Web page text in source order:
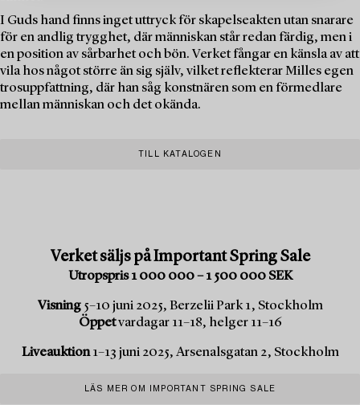
I Guds hand finns inget uttryck för skapelseakten utan snarare
för en andlig trygghet, där människan står redan färdig, men i
en position av sårbarhet och bön. Verket fångar en känsla av att
vila hos något större än sig själv, vilket reflekterar Milles egen
trosuppfattning, där han såg konstnären som en förmedlare
mellan människan och det okända.
TILL KATALOGEN
Verket säljs på Important Spring Sale
Utropspris 1 000 000 – 1 500 000 SEK
Visning5–10 juni 2025, Berzelii Park 1, Stockholm
Öppetvardagar 11–18, helger 11–16
Liveauktion1–13 juni 2025, Arsenalsgatan 2, Stockholm
LÄS MER OM IMPORTANT SPRING SALE